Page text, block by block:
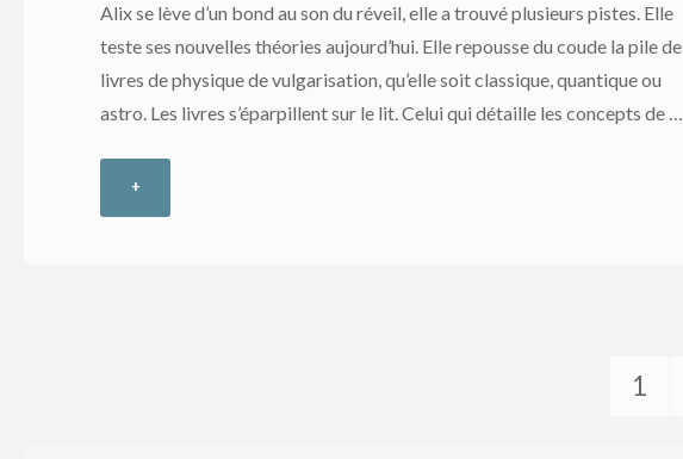
Alix se lève d’un bond au son du réveil, elle a trouvé plusieurs pistes. Elle
teste ses nouvelles théories aujourd’hui. Elle repousse du coude la pile de
livres de physique de vulgarisation, qu’elle soit classique, quantique ou
astro. Les livres s’éparpillent sur le lit. Celui qui détaille les concepts de …
+"30
1